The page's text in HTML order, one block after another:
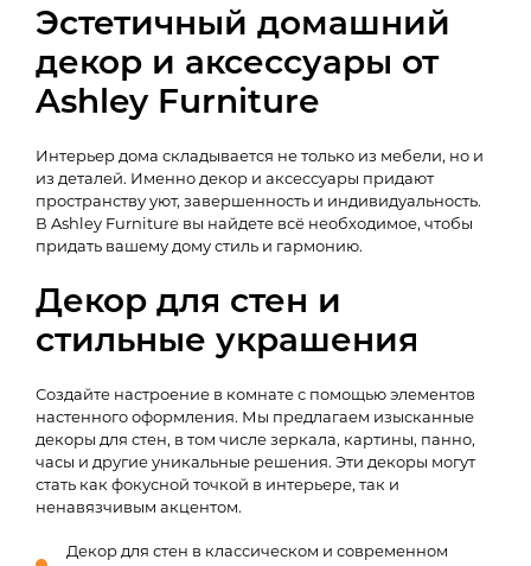
Эстетичный домашний
декор и аксессуары от
Ashley Furniture
Интерьер дома складывается не только из мебели, но и
из деталей. Именно декор и аксессуары придают
пространству уют, завершенность и индивидуальность.
В Ashley Furniture вы найдете всё необходимое, чтобы
придать вашему дому стиль и гармонию.
Декор для стен и
стильные украшения
Создайте настроение в комнате с помощью элементов
настенного оформления. Мы предлагаем изысканные
декоры для стен, в том числе зеркала, картины, панно,
часы и другие уникальные решения. Эти декоры могут
стать как фокусной точкой в интерьере, так и
ненавязчивым акцентом.
Декор для стен в классическом и современном